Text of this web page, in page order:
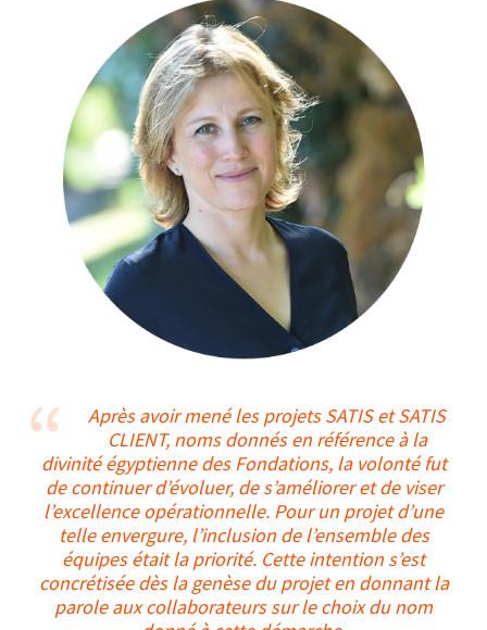
Après avoir mené les projets SATIS et SATIS
CLIENT, noms donnés en référence à la
divinité égyptienne des Fondations, la volonté fut
de continuer d’évoluer, de s’améliorer et de viser
l’excellence opérationnelle. Pour un projet d’une
telle envergure, l’inclusion de l’ensemble des
équipes était la priorité. Cette intention s’est
concrétisée dès la genèse du projet en donnant la
parole aux collaborateurs sur le choix du nom